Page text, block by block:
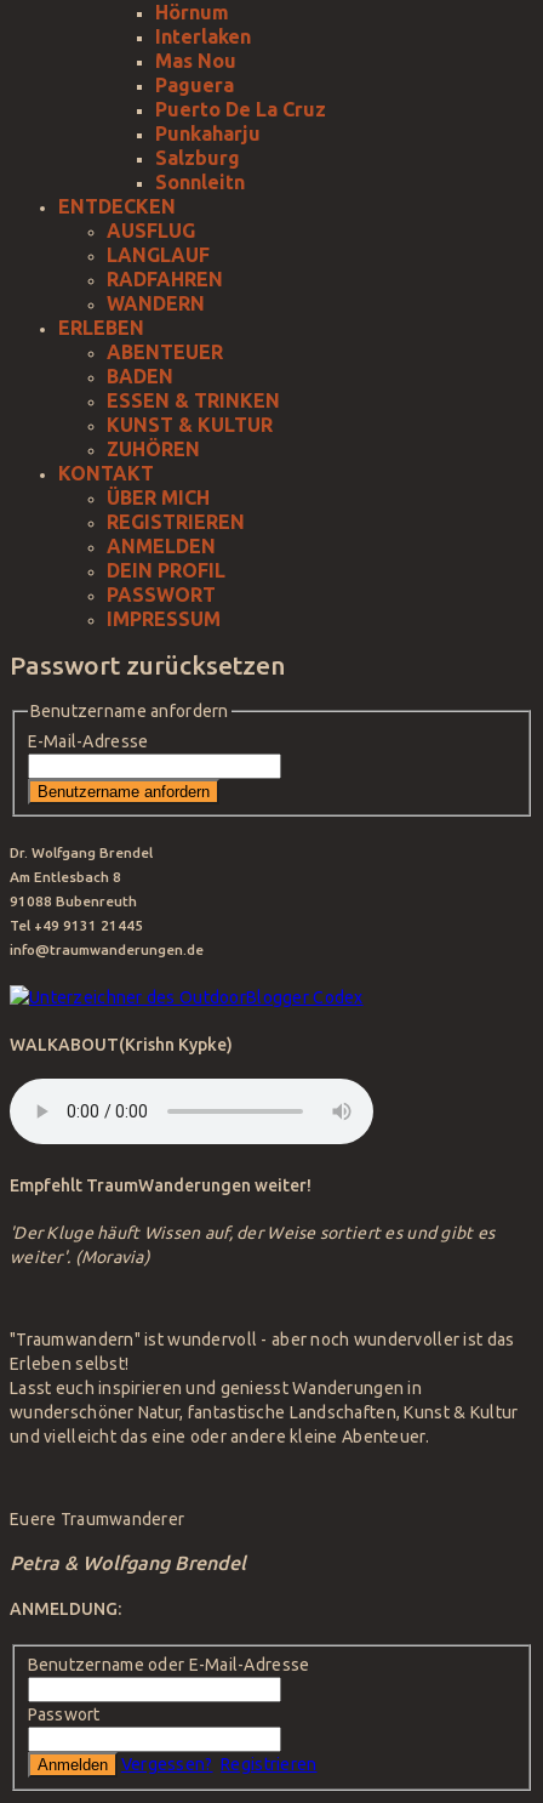
Hörnum
Interlaken
Mas Nou
Paguera
Puerto De La Cruz
Punkaharju
Salzburg
Sonnleitn
ENTDECKEN
AUSFLUG
LANGLAUF
RADFAHREN
WANDERN
ERLEBEN
ABENTEUER
BADEN
ESSEN & TRINKEN
KUNST & KULTUR
ZUHÖREN
KONTAKT
ÜBER MICH
REGISTRIEREN
ANMELDEN
DEIN PROFIL
PASSWORT
IMPRESSUM
Passwort zurücksetzen
Benutzername anfordern
E-Mail-Adresse
Dr. Wolfgang Brendel
Am Entlesbach 8
91088 Bubenreuth
Tel +49 9131 21445
info@traumwanderungen.de
WALKABOUT(Krishn Kypke)
Empfehlt TraumWanderungen weiter!
'Der Kluge häuft Wissen auf, der Weise sortiert es und gibt es
weiter'. (Moravia)
"Traumwandern" ist wundervoll - aber noch wundervoller ist das
Erleben selbst!
Lasst euch inspirieren und geniesst Wanderungen in
wunderschöner Natur, fantastische Landschaften, Kunst & Kultur
und vielleicht das eine oder andere kleine Abenteuer.
Euere Traumwanderer
Petra & Wolfgang Brendel
ANMELDUNG:
Benutzername oder E-Mail-Adresse
Passwort
Vergessen? Registrieren